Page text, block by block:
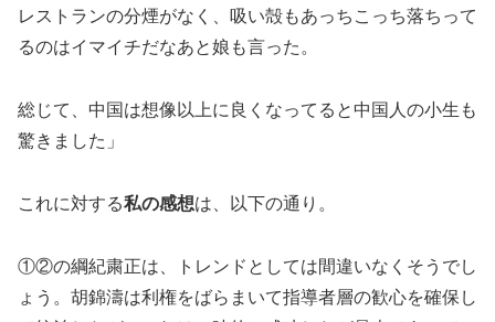
レストランの分煙がなく、吸い殻もあっちこっち落ちって
るのはイマイチだなあと娘も言った。
総じて、中国は想像以上に良くなってると中国人の小生も
驚きました」
これに対する私の感想は、以下の通り。
①②の綱紀粛正は、トレンドとしては間違いなくそうでし
ょう。胡錦濤は利権をばらまいて指導者層の歓心を確保し